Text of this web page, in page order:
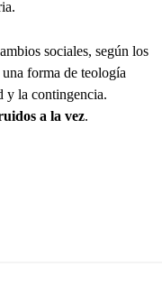
sociales, según los
forma de teología
y la contingencia.
a la vez.